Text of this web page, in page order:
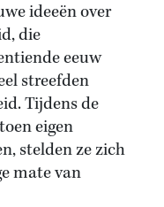
ideeën over
die
eeuw
streefden
Tijdens de
eigen
stelden ze zich
mate van